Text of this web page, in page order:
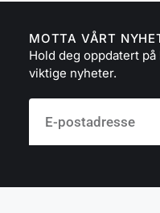
MOTTA VÅRT
Hold deg oppdatert
viktige nyheter.